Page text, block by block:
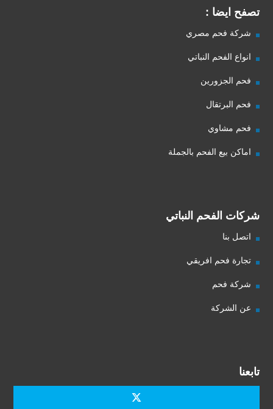
تصفح ايضا :
شركة فحم مصري
انواع الفحم النباتي
فحم الجزورين
فحم البرتقال
فحم مشاوي
اماكن بيع الفحم بالجملة
شركات الفحم النباتي
اتصل بنا
تجارة فحم افريقي
شركة فحم
عن الشركة
تابعنا